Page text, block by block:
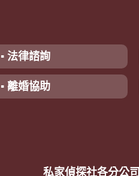
▪ 法律諮詢
▪ 離婚協助
私家偵探社各分公司